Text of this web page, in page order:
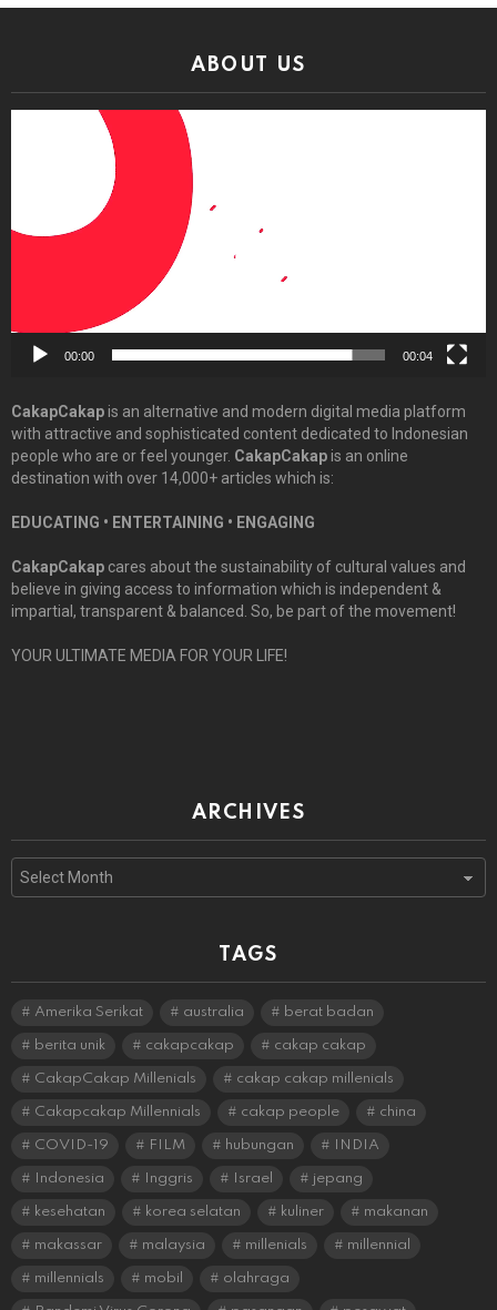
ABOUT US
00:00 00:04
CakapCakapis an alternative and modern digital media platform
with attractive and sophisticated content dedicated to Indonesian
people who are or feel younger. CakapCakapis an online
destination with over 14,000+ articles which is:
EDUCATING • ENTERTAINING • ENGAGING
CakapCakap cares about the sustainability of cultural values and
believe in giving access to information which is independent &
impartial, transparent & balanced. So, be part of the movement!
YOUR ULTIMATE MEDIA FOR YOUR LIFE!
ARCHIVES
TAGS
Amerika Serikat australia berat badan
berita unik cakapcakap cakap cakap
CakapCakap Millenials cakap cakap millenials
Cakapcakap Millennials cakap people china
COVID-19 FILM hubungan INDIA
Indonesia Inggris Israel jepang
kesehatan korea selatan kuliner makanan
makassar malaysia millenials millennial
millennials mobil olahraga